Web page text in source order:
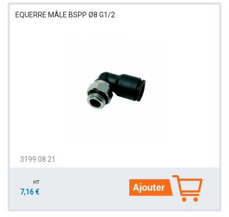
EQUERRE MÂLE BSPP Ø8 G1/2
3199 08 21
HT
7,16 €